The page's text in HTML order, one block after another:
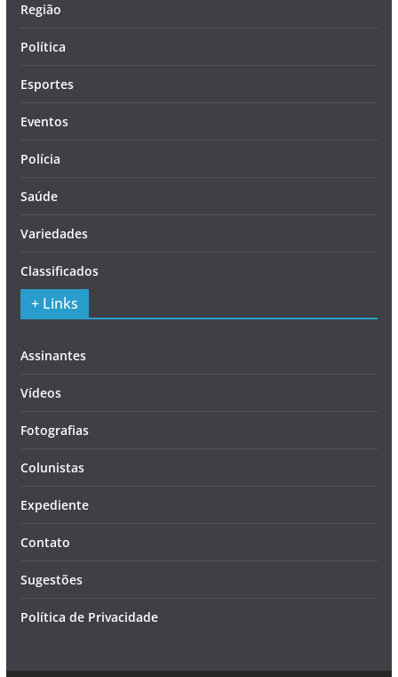
Região
Política
Esportes
Eventos
Polícia
Saúde
Variedades
Classificados
+ Links
Assinantes
Vídeos
Fotografias
Colunistas
Expediente
Contato
Sugestões
Política de Privacidade